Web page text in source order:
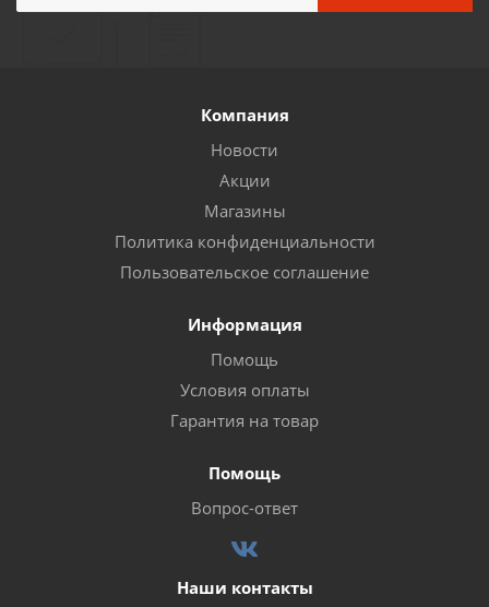
Компания
Новости
Акции
Магазины
Политика конфиденциальности
Пользовательское соглашение
Информация
Помощь
Условия оплаты
Гарантия на товар
Помощь
Вопрос-ответ
Наши контакты